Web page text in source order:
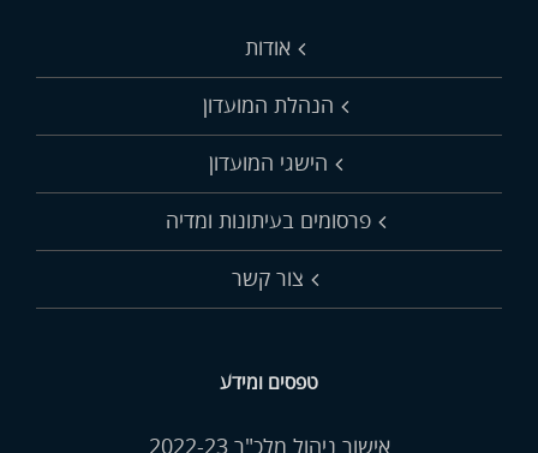
אודות
הנהלת המועדון
הישגי המועדון
פרסומים בעיתונות ומדיה
צור קשר
טפסים ומידע
אישור ניהול מלכ"ר 2022-23